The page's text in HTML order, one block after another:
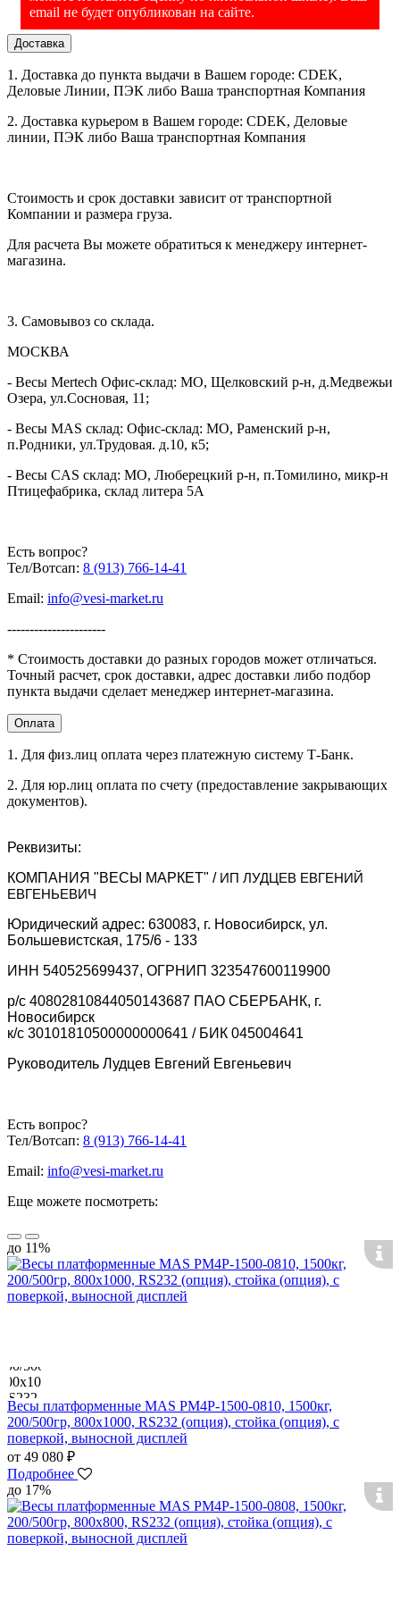
сканирования. Считыватель распознает данные с экранов и
других сложных поверхностей.
В комплекте:Сканер, Кабель USB type A, Инструкция,
- либо через корзину кнопкой "В корзину";
- либо заказать обратный звонок;
Производство - Южная Корея
Корпорация «MERCURY WP TECH GROUP CO., LTD.»,
Корея 648-59, Gongreung-Dong Nowon-Ku, Seoul, Korea
Поддерживаемые
2D штрих-коды
PDF417; MicroPDF417; Data Matrix;
Maxicode; QR Code; MicroQR; Aztec;
Честный Знак
Да
Поддержка
ЕГАИС/ФГИС
Звуковая и
Автоматическое
сканирование
Да
Распознавание
штрихкодов со
внешним
IP54
Температура
эксплуатации
Температура
'-40°С ~ +70°С
Допустимая
влажность
0% ~ 95%
Интерфейсы
сканера
USB-HID; USB-COM - эмуляция; RS232 -
опционально
Вес сканера
210 гр
сканера
Гарантийный талон, Упаковка
email не будет опубликован на сайте.
Доставка
1. Доставка до пункта выдачи в Вашем городе: CDEK,
Деловые Линии, ПЭК либо Ваша транспортная Компания
2. Доставка курьером в Вашем городе: CDEK, Деловые
линии, ПЭК либо Ваша транспортная Компания
Стоимость и срок доставки зависит от транспортной
Компании и размера груза.
Для расчета Вы можете обратиться к менеджеру интернет-
магазина.
3. Самовывоз со склада.
МОСКВА
- Весы Mertech Офис-склад: МО, Щелковский р-н, д.Медвежьи
Озера, ул.Сосновая, 11;
- Весы MAS склад: Офис-склад: МО, Раменский р-н,
п.Родники, ул.Трудовая. д.10, к5;
- Весы CAS склад: МО, Люберецкий р-н, п.Томилино, микр-н
Птицефабрика, склад литера 5А
Есть вопрос?
Тел/Вотсап: 8 (913) 766-14-41
Email: info@vesi-market.ru
----------------------
* Стоимость доставки до разных городов может отличаться.
Точный расчет, срок доставки, адрес доставки либо подбор
пункта выдачи сделает менеджер интернет-магазина.
Оплата
1. Для физ.лиц оплата через платежную систему Т-Банк.
2. Для юр.лиц оплата по счету (предоставление закрывающих
документов).
Реквизиты:
КОМПАНИЯ "ВЕСЫ МАРКЕТ" / ИП ЛУДЦЕВ ЕВГЕНИЙ
ЕВГЕНЬЕВИЧ
Юридический адрес: 630083, г. Новосибирск, ул.
Большевистская, 175/6 - 133
ИНН 540525699437, ОГРНИП 323547600119900
р/с 40802810844050143687 ПАО СБЕРБАНК, г.
Новосибирск
к/с 30101810500000000641 / БИК 045004641
Руководитель Лудцев Евгений Евгеньевич
Есть вопрос?
Тел/Вотсап: 8 (913) 766-14-41
Email: info@vesi-market.ru
Еще можете посмотреть:
до 11%
Весы платформенные MAS PM4P-1500-0810, 1500кг,
200/500гр, 800х1000, RS232 (опция), стойка (опция), с
поверкой, выносной дисплей
от 49 080 ₽
Подробнее
до 17%